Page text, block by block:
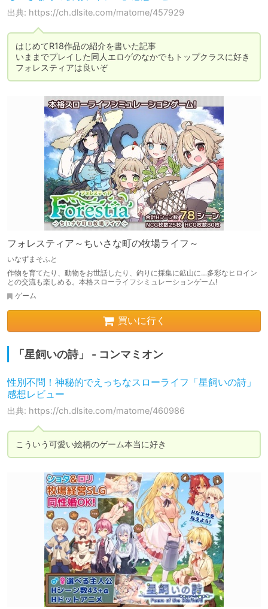
出典: https://ch.dlsite.com/matome/457929
はじめてR18作品の紹介を書いた記事
いままでプレイした同人エロゲのなかでもトップクラスに好き
フォレスティアは良いぞ
フォレスティア～ちいさな町の牧場ライフ～
いなずまそふと
作物を育てたり、動物をお世話したり、釣りに採集に鉱山に…多彩なヒロイン
との交流も楽しめる。本格スローライフシミュレーションゲーム!
ゲーム
買いに行く
「星飼いの詩」 - コンマミオン
性別不問！神秘的でえっちなスローライフ「星飼いの詩」
感想レビュー
出典: https://ch.dlsite.com/matome/460986
こういう可愛い絵柄のゲーム本当に好き